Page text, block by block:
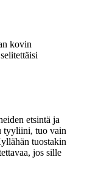
kovin
etsintä ja
tyyliini, tuo vain
tuostakin
jos sille